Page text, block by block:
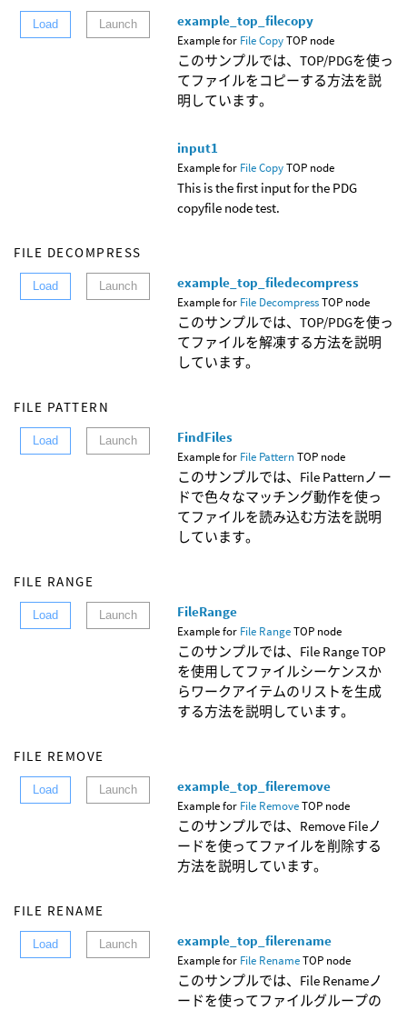
Load Launch example_top_filecopy
Example for File CopyTOP node
このサンプルでは、TOP/PDGを使っ
てファイルをコピーする方法を説
明しています。
input1
Example for File CopyTOP node
This is the first input for the PDG
copyfile node test.
FILE DECOMPRESS
Load Launch example_top_filedecompress
Example for File DecompressTOP node
このサンプルでは、TOP/PDGを使っ
てファイルを解凍する方法を説明
しています。
FILE PATTERN
Load Launch FindFiles
Example for File PatternTOP node
このサンプルでは、File Patternノー
ドで色々なマッチング動作を使っ
てファイルを読み込む方法を説明
しています。
FILE RANGE
Load Launch FileRange
Example for File RangeTOP node
このサンプルでは、File Range TOP
を使用してファイルシーケンスか
らワークアイテムのリストを生成
する方法を説明しています。
FILE REMOVE
Load Launch example_top_fileremove
Example for File RemoveTOP node
このサンプルでは、Remove Fileノ
ードを使ってファイルを削除する
方法を説明しています。
FILE RENAME
Load Launch example_top_filerename
Example for File RenameTOP node
このサンプルでは、File Renameノ
ードを使ってファイルグループの